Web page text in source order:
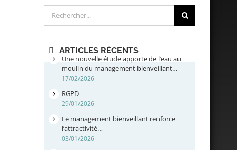
Rechercher
ARTICLES RÉCENTS
Une nouvelle étude apporte de l’eau au
moulin du management bienveillant…
17/02/2026
RGPD
29/01/2026
Le management bienveillant renforce
l’attractivité…
03/01/2026